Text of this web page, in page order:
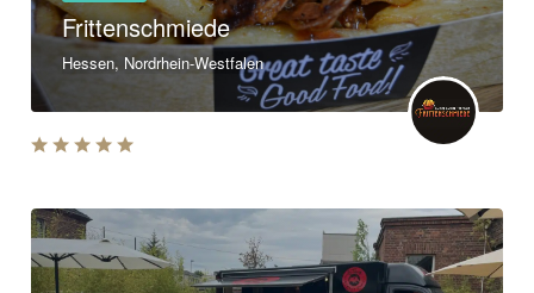
Frittenschmiede
Hessen, Nordrhein-Westfalen